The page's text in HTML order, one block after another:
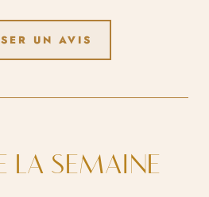
UN AVIS
LA SEMAINE